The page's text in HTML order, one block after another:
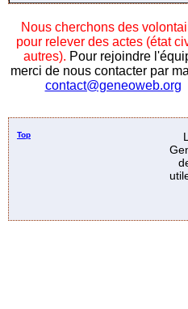
Nous cherchons des
pour relever des actes (état
autres). Pour rejoindre
merci de nous contacter par
contact@geneoweb.org
Top